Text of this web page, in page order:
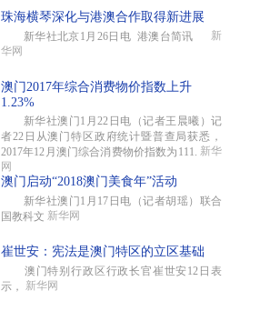
珠海横琴深化与港澳合作取得新进展
新华社北京1月26日电 港澳台简讯 新
华网
澳门2017年综合消费物价指数上升
1.23%
新华社澳门1月22日电（记者王晨曦）记
者22日从澳门特区政府统计暨普查局获悉，
2017年12月澳门综合消费物价指数为111. 新华
网
澳门启动“2018澳门美食年”活动
新华社澳门1月17日电（记者胡瑶）联合
国教科文 新华网
崔世安：宪法是澳门特区的立区基础
澳门特别行政区行政长官崔世安12日表
示， 新华网